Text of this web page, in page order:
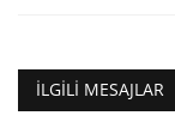
İLGILI MESAJLAR